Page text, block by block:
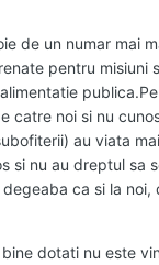
de un numar mai
pentru misiuni
catre noi si nu
au viata
si nu au dreptul sa
ca si la noi,
dotati nu este